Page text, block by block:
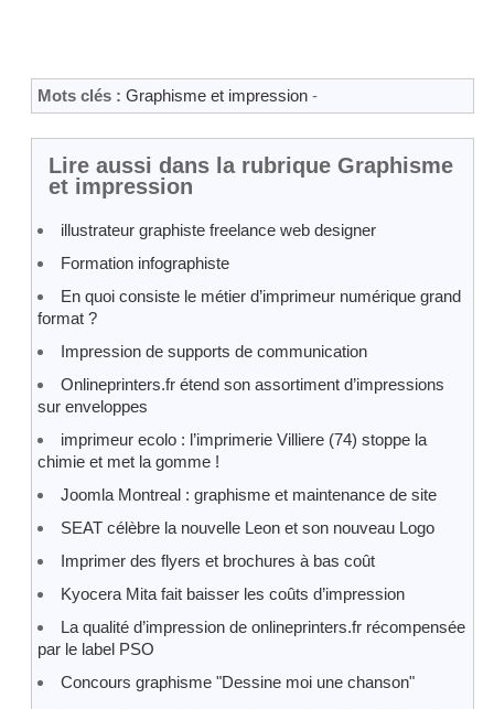
Mots clés : Graphisme et impression -
Lire aussi dans la rubrique Graphisme
et impression
illustrateur graphiste freelance web designer
Formation infographiste
En quoi consiste le métier d’imprimeur numérique grand
format ?
Impression de supports de communication
Onlineprinters.fr étend son assortiment d’impressions
sur enveloppes
imprimeur ecolo : l’imprimerie Villiere (74) stoppe la
chimie et met la gomme !
Joomla Montreal : graphisme et maintenance de site
SEAT célèbre la nouvelle Leon et son nouveau Logo
Imprimer des flyers et brochures à bas coût
Kyocera Mita fait baisser les coûts d’impression
La qualité d’impression de onlineprinters.fr récompensée
par le label PSO
Concours graphisme "Dessine moi une chanson"